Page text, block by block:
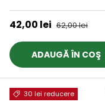
Preț de vânzare
42,00 lei Preț obișnuit
62,00 lei
ADAUGĂ ÎN COŞ
30 lei reducere